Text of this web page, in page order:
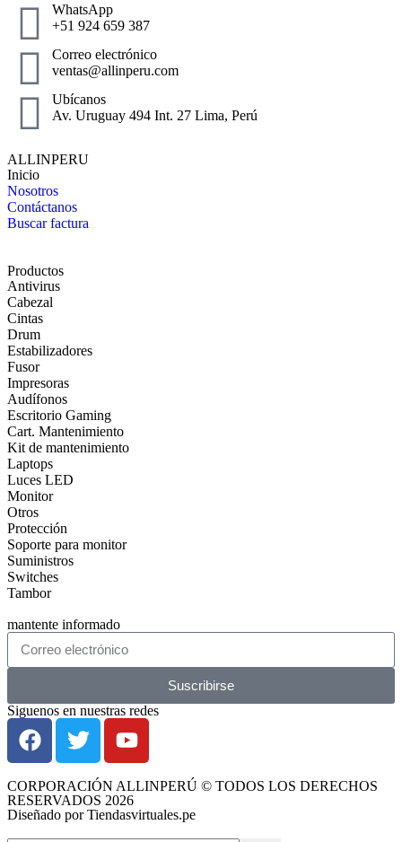
WhatsApp
+51 924 659 387
Correo electrónico
ventas@allinperu.com
Ubícanos
Av. Uruguay 494 Int. 27 Lima, Perú
ALLINPERU
Inicio
Nosotros
Contáctanos
Buscar factura
Productos
Antivirus
Cabezal
Cintas
Drum
Estabilizadores
Fusor
Impresoras
Audífonos
Escritorio Gaming
Cart. Mantenimiento
Kit de mantenimiento
Laptops
Luces LED
Monitor
Otros
Protección
Soporte para monitor
Suministros
Switches
Tambor
mantente informado
Suscribirse
Siguenos en nuestras redes
CORPORACIÓN ALLINPERÚ © TODOS LOS DERECHOS
RESERVADOS 2026
Diseñado por Tiendasvirtuales.pe